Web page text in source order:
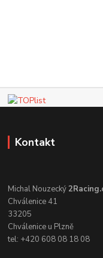
Kontakt
Michal Nouzecký
Chválenice 41
33205
Chválenice u Plzně
tel: +420 608 08 18 08